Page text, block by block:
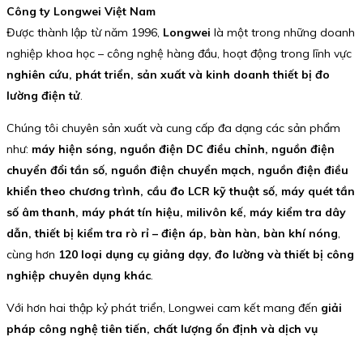
Công ty Longwei Việt Nam
Được thành lập từ năm 1996, Longwei là một trong những doanh
nghiệp khoa học – công nghệ hàng đầu, hoạt động trong lĩnh vực
nghiên cứu, phát triển, sản xuất và kinh doanh thiết bị đo
lường điện tử
Chúng tôi chuyên sản xuất và cung cấp đa dạng các sản phẩm
như: máy hiện sóng, nguồn điện DC điều chỉnh, nguồn điện
chuyển đổi tần số, nguồn điện chuyển mạch, nguồn điện điều
khiển theo chương trình, cầu đo LCR kỹ thuật số, máy quét tần
số âm thanh, máy phát tín hiệu, milivôn kế, máy kiểm tra dây
dẫn, thiết bị kiểm tra rò rỉ – điện áp, bàn hàn, bàn khí nóng
cùng hơn 120 loại dụng cụ giảng dạy, đo lường và thiết bị công
nghiệp chuyên dụng khác
Với hơn hai thập kỷ phát triển, Longwei cam kết mang đến giải
pháp công nghệ tiên tiến, chất lượng ổn định và dịch vụ